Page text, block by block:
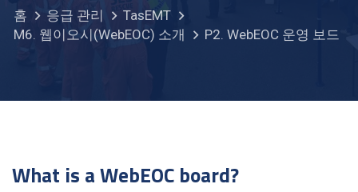
홈 응급 관리
TasEMT
M6. 웹이오시(WebEOC) 소개
P2. WebEOC 운영 보드
What is a WebEOC board?